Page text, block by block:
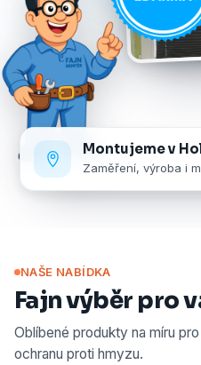
Montujeme v
Zaměření, výroba i
NAŠE NABÍDKA
Fajn výběr pro
Oblíbené produkty na míru
ochranu proti hmyzu.